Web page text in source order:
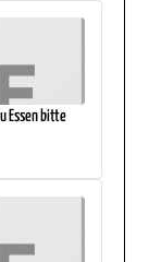
Essen bitte